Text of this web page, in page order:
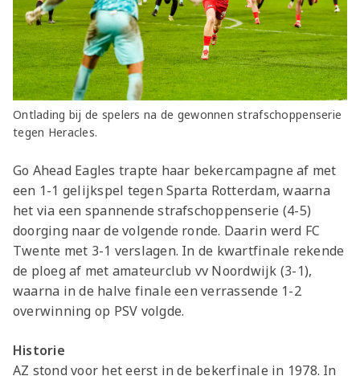
Ontlading bij de spelers na de gewonnen strafschoppenserie
tegen Heracles.
Go Ahead Eagles trapte haar bekercampagne af met
een 1-1 gelijkspel tegen Sparta Rotterdam, waarna
het via een spannende strafschoppenserie (4-5)
doorging naar de volgende ronde. Daarin werd FC
Twente met 3-1 verslagen. In de kwartfinale rekende
de ploeg af met amateurclub vv Noordwijk (3-1),
waarna in de halve finale een verrassende 1-2
overwinning op PSV volgde.
Historie
AZ stond voor het eerst in de bekerfinale in 1978. In